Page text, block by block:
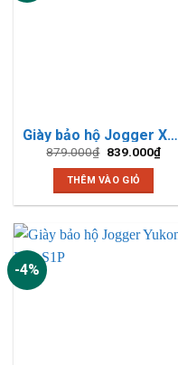
Giày bảo hộ Jogger X1110
879.000₫ Giá
là:
879.000₫.
839.000₫Giá
hiện
THÊM VÀO GIỎ
-4%